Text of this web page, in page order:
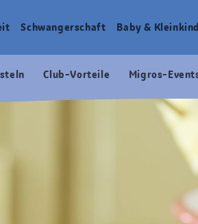
Schwangerschaft Baby & Kleinkind
Club-Vorteile Migros-